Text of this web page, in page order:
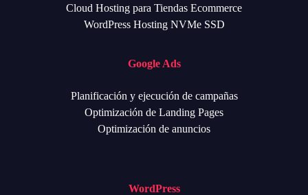
Cloud Hosting para Tiendas Ecommerce
WordPress Hosting NVMe SSD
Google Ads
Planificación y ejecución de campañas
Optimización de Landing Pages
Optimización de anuncios
WordPress